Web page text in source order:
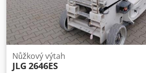
Nůžkový výtah
JLG 2646ES